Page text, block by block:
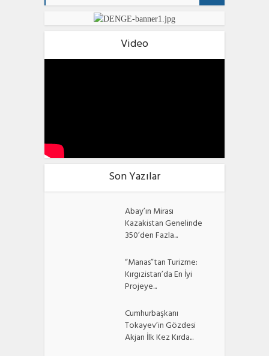
Video
Son Yazılar
Abay’ın Mirası
Kazakistan Genelinde
350’den Fazla...
“Manas”tan Turizme:
Kırgızistan’da En İyi
Projeye...
Cumhurbaşkanı
Tokayev’in Gözdesi
Akjan İlk Kez Kırda...